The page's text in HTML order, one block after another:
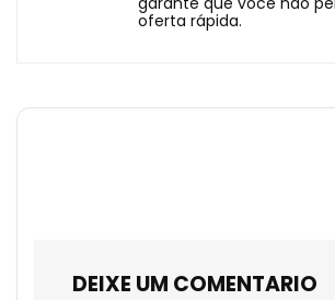
oferta rápida.
DEIXE UM COMENTARIO